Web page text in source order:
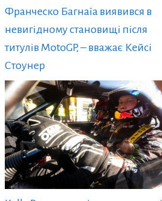
Франческо Багнаїа виявився в
невигідному становищі після
титулів MotoGP, – вважає Кейсі
Стоунер